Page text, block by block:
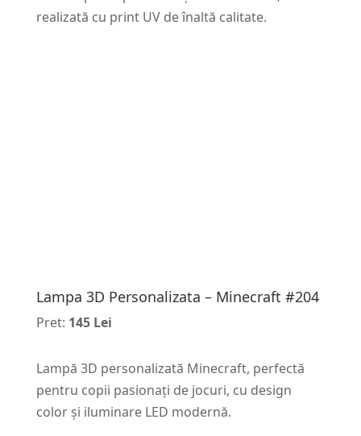
realizată cu print UV de înaltă calitate.
Lampa 3D Personalizata – Minecraft #204
Pret: 145 Lei
Lampă 3D personalizată Minecraft, perfectă
pentru copii pasionați de jocuri, cu design
color și iluminare LED modernă.